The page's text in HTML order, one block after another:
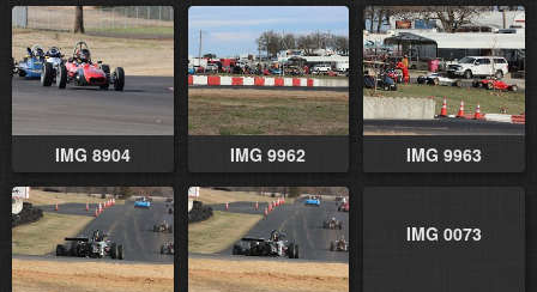
IMG 8904 IMG 9962 IMG 9963
IMG 0073